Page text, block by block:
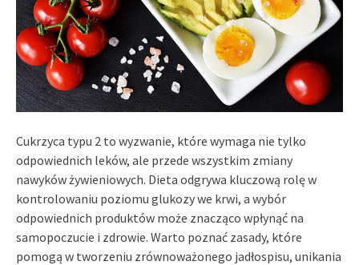
Cukrzyca typu 2 to wyzwanie, które wymaga nie tylko
odpowiednich leków, ale przede wszystkim zmiany
nawyków żywieniowych. Dieta odgrywa kluczową rolę w
kontrolowaniu poziomu glukozy we krwi, a wybór
odpowiednich produktów może znacząco wpłynąć na
samopoczucie i zdrowie. Warto poznać zasady, które
pomogą w tworzeniu zrównoważonego jadłospisu, unikania